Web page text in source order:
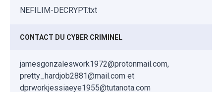
NEFILIM-DECRYPT.txt
CONTACT DU CYBER CRIMINEL
jamesgonzaleswork1972@protonmail.com,
pretty_hardjob2881@mail.com et
dprworkjessiaeye1955@tutanota.com